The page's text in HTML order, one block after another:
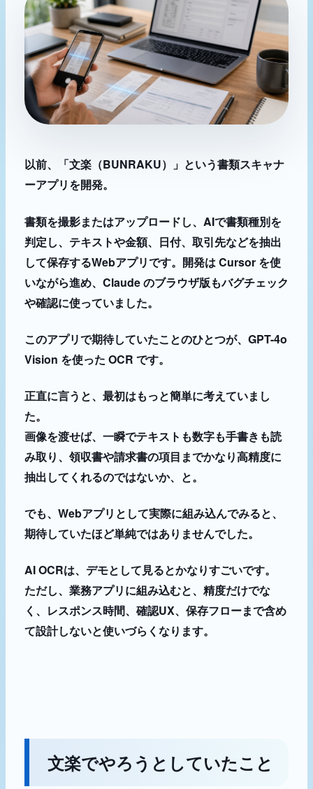
以前、「文楽（BUNRAKU）」という書類スキャナ
ーアプリを開発。
書類を撮影またはアップロードし、AIで書類種別を
判定し、テキストや金額、日付、取引先などを抽出
して保存するWebアプリです。開発は Cursor を使
いながら進め、Claude のブラウザ版もバグチェック
や確認に使っていました。
このアプリで期待していたことのひとつが、GPT-4o
Vision を使った OCR です。
正直に言うと、最初はもっと簡単に考えていまし
た。
画像を渡せば、一瞬でテキストも数字も手書きも読
み取り、領収書や請求書の項目までかなり高精度に
抽出してくれるのではないか、と。
でも、Webアプリとして実際に組み込んでみると、
期待していたほど単純ではありませんでした。
AI OCRは、デモとして見るとかなりすごいです。
ただし、業務アプリに組み込むと、精度だけでな
く、レスポンス時間、確認UX、保存フローまで含め
て設計しないと使いづらくなります。
文楽でやろうとしていたこと